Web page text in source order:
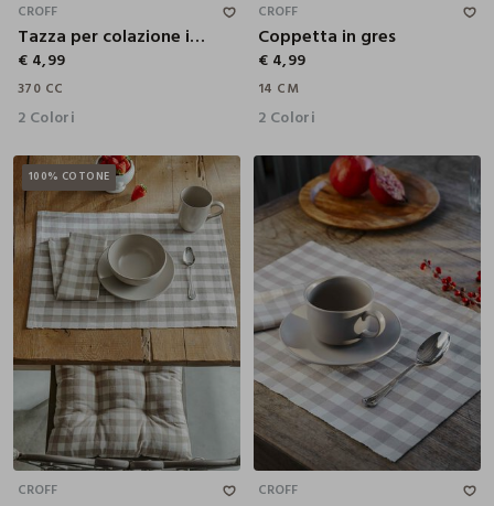
CROFF
Tazza per colazione in gres
€ 4,99
370 CC
2 Colori
CROFF
Coppetta in gres
€ 4,99
14 CM
2 Colori
100% COTONE
CROFF
450 CC
CROFF